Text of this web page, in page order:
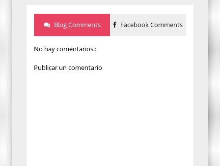
Blog Comments Facebook Comments
No hay comentarios.:
Publicar un comentario